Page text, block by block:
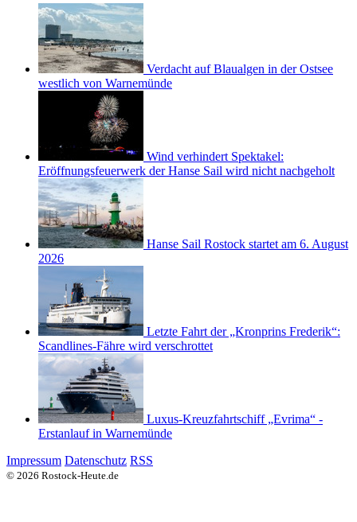
Verdacht auf Blaualgen in der Ostsee
westlich von Warnemünde
Wind verhindert Spektakel:
Eröffnungsfeuerwerk der Hanse Sail wird nicht nachgeholt
Hanse Sail Rostock startet am 6. August
2026
Letzte Fahrt der „Kronprins Frederik“:
Scandlines-Fähre wird verschrottet
Luxus-Kreuzfahrtschiff „Evrima“ -
Erstanlauf in Warnemünde
Impressum Datenschutz RSS
© 2026 Rostock-Heute.de